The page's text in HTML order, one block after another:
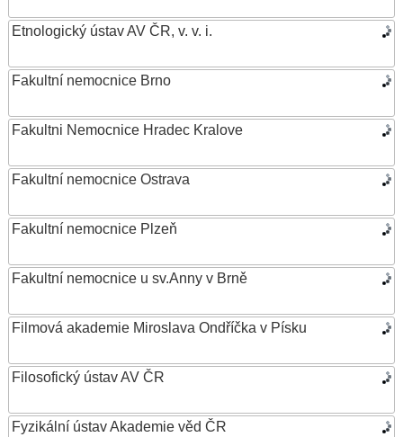
Etnologický ústav AV ČR, v. v. i.
Fakultní nemocnice Brno
Fakultni Nemocnice Hradec Kralove
Fakultní nemocnice Ostrava
Fakultní nemocnice Plzeň
Fakultní nemocnice u sv.Anny v Brně
Filmová akademie Miroslava Ondříčka v Písku
Filosofický ústav AV ČR
Fyzikální ústav Akademie věd ČR